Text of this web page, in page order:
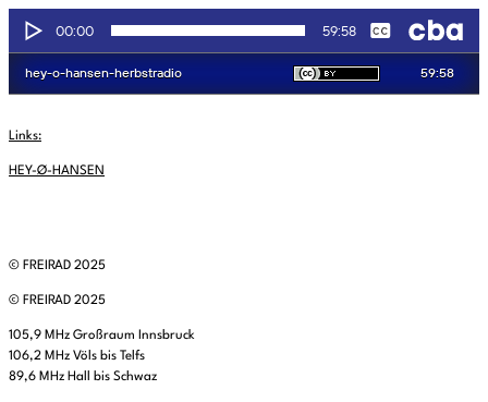
Links:
HEY-Ø-HANSEN
© FREIRAD 2025
© FREIRAD 2025
105,9 MHz Großraum Innsbruck
106,2 MHz Völs bis Telfs
89,6 MHz Hall bis Schwaz